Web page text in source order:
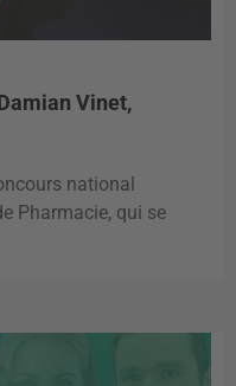
Vinet,
national
Pharmacie, qui se